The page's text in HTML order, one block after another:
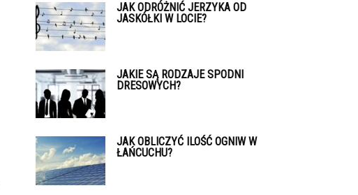
JAK ODRÓŻNIĆ JERZYKA OD
JASKÓŁKI W LOCIE?
JAKIE SĄ RODZAJE SPODNI
DRESOWYCH?
JAK OBLICZYĆ ILOŚĆ OGNIW W
ŁAŃCUCHU?